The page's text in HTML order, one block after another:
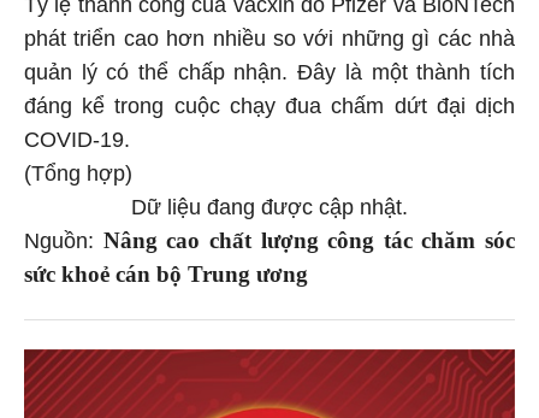
phát triển cao hơn nhiều so với những gì các nhà
quản lý có thể chấp nhận. Đây là một thành tích
đáng kể trong cuộc chạy đua chấm dứt đại dịch
COVID-19.
(Tổng hợp)
Dữ liệu đang được cập nhật.
Nguồn: Nâng cao chất lượng công tác chăm sóc
sức khoẻ cán bộ Trung ương